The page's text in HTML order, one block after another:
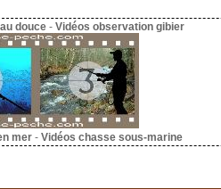
douce- Vidéos observation gibier
mer- Vidéos chasse sous-marine